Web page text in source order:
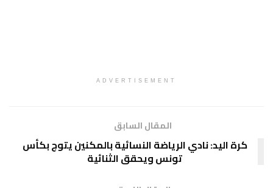
ADVERTISEMENT
المقال السابق
كرة اليد: نادي الرياضة النسائية بالمكنين يتوج بكأس
تونس ويحقق الثنائية